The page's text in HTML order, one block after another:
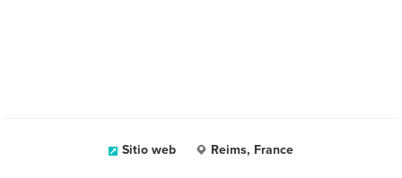
Sitio web Reims, France